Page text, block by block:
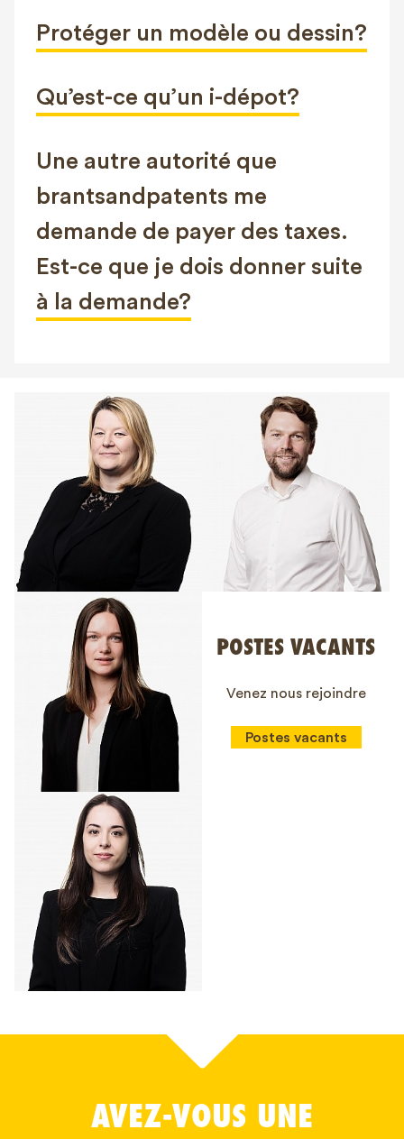
Contact
Protéger un modèle ou dessin?
Qu’est-ce qu’un i-dépot?
Une autre autorité que
brantsandpatents me
demande de payer des taxes.
Est-ce que je dois donner suite
à la demande?
POSTES VACANTS
Venez nous rejoindre
Postes vacants
AVEZ-VOUS UNE